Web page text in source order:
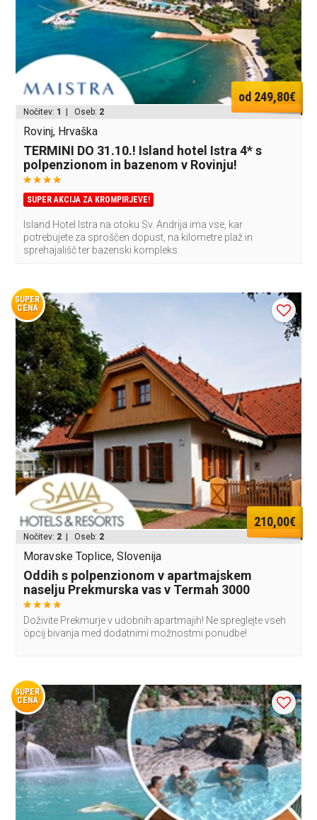
od 249,80€
Nočitev: 1 | Oseb: 2
Rovinj, Hrvaška
TERMINI DO 31.10.! Island hotel Istra 4* s
polpenzionom in bazenom v Rovinju!
SUPER AKCIJA ZA KROMPIRJEVE!
Island Hotel Istra na otoku Sv. Andrija ima vse, kar
potrebujete za sproščen dopust, na kilometre plaž in
sprehajališč ter bazenski kompleks.
SUPER
CENA
210,00€
Nočitev: 2 | Oseb: 2
Moravske Toplice, Slovenija
Oddih s polpenzionom v apartmajskem
naselju Prekmurska vas v Termah 3000
Doživite Prekmurje v udobnih apartmajih! Ne spreglejte vseh
öpcij bivanja med dodatnimi možnostmi ponudbe!
SUPER
CENA